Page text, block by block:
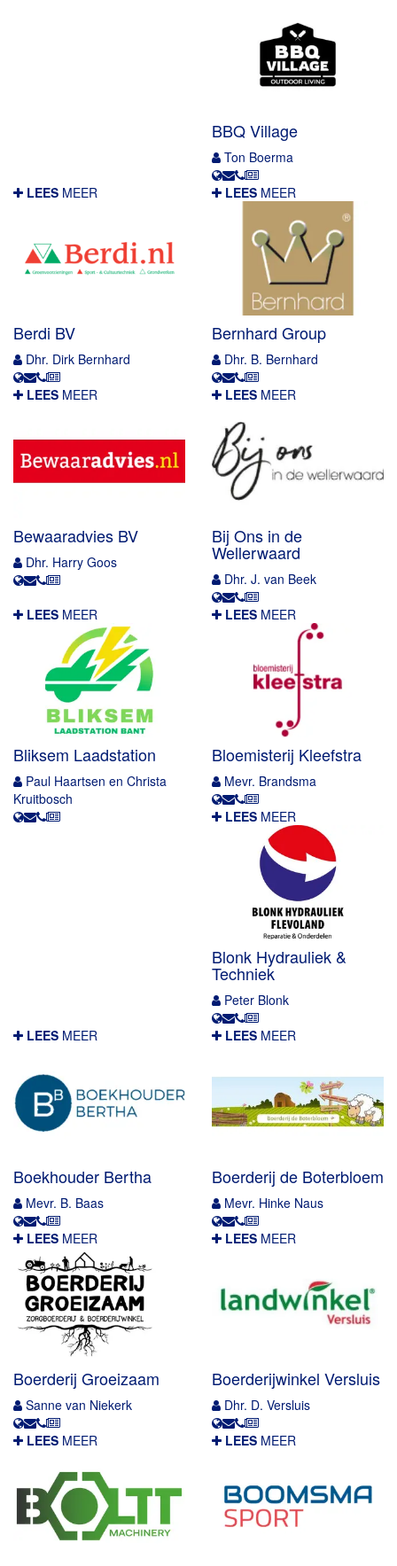
BBQ Village
Ton Boerma
LEES MEER
Berdi BV
Dhr. Dirk Bernhard
LEES MEER
Bernhard Group
Dhr. B. Bernhard
LEES MEER
Bewaaradvies BV
Dhr. Harry Goos
LEES MEER
Bij Ons in de
Wellerwaard
Dhr. J. van Beek
LEES MEER
Bliksem Laadstation
Paul Haartsen en Christa
Kruitbosch
LEES MEER
Bloemisterij Kleefstra
Mevr. Brandsma
LEES MEER
Blonk Hydrauliek &
Techniek
Peter Blonk
LEES MEER
Boekhouder Bertha
Mevr. B. Baas
LEES MEER
Boerderij de Boterbloem
Mevr. Hinke Naus
LEES MEER
Boerderij Groeizaam
Sanne van Niekerk
LEES MEER
Boerderijwinkel Versluis
Dhr. D. Versluis
LEES MEER LEES MEER